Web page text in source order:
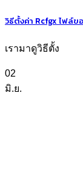
วิธีตั้งค่า Rcfgx ไฟล์ข
เรามาดูวิธีตั้ง
02
มิ.ย.